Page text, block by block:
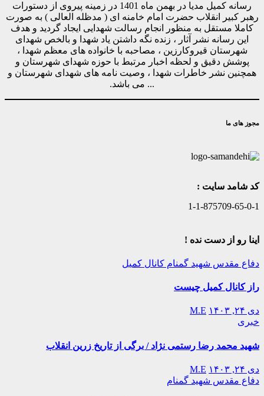
رسانه کمیل مدیا در بهمن ماه 1401 در زمینه پیروی از دستورات
رهبر کبیر انقلاب حضرت امام خامنه ای ( مدظله العالی ) به صورت
کاملا مستقل به منظور انجام رسالت شهدایی ایجاد گردید و هدف
این رسانه نشر آثار ، زنده نگه داشتن یاد شهدا و بالخص شهدای
شهرستان قیروکارزین ، مصاحبه با خانواده های معظم شهدا ،
پوشش دقیق و لحظه اخبار مرتبط با حوزه شهدای شهرستان و
همچنین نشر خاطرات شهدا ، وصیت نامه های شهدای شهرستان و
... می باشد.
مجوز های ما
کد شامد سایت :
1-1-875709-65-0-1
اینا رو از دست نده !
دفاع مقدس شهید گمنام کانال کمیل
راز کانال کمیل چیست
دی ۲۴, ۱۴۰۳
M.E
خبری
شهید محمد رضا رستمی نژاد / برگی از تاریخ زرین انقلاب
دی ۲۴, ۱۴۰۳
M.E
دفاع مقدس شهید گمنام